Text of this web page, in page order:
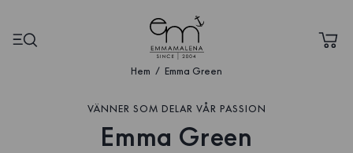
Hem Emma Green
VÄNNER SOM DELAR VÅR PASSION
Emma Green